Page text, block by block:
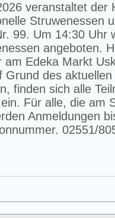
veranstaltet der
Struwenessen
99. Um 14:30 Uhr
angeboten.
am Edeka Markt
Grund des
finden sich alle
Für alle, die am
Anmeldungen
02551/